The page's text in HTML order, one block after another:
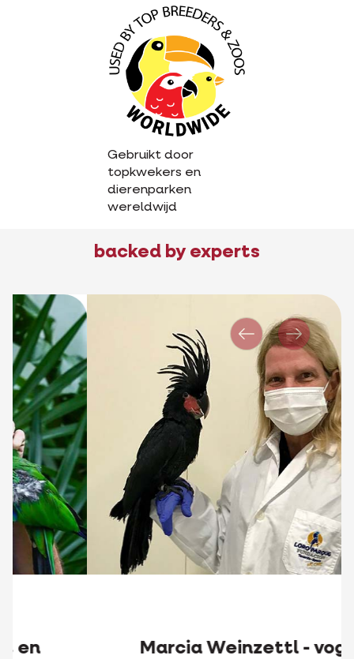
Gebruikt door
topkwekers en
dierenparken
wereldwijd
backed by experts
Marcia Weinzettl - vogel
Vorige